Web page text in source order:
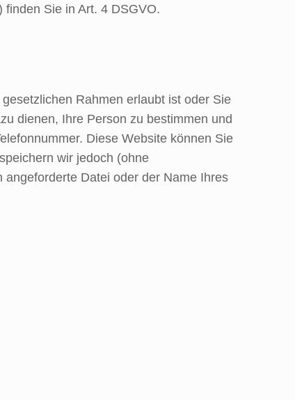
finden Sie in Art. 4 DSGVO.
Rahmen erlaubt ist oder Sie
dienen, Ihre Person zu bestimmen und
Diese Website können Sie
wir jedoch (ohne
Datei oder der Name Ihres